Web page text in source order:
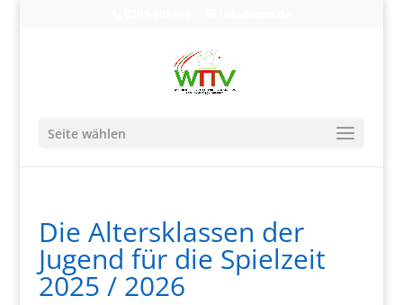
Seite wählen
Die Altersklassen der
Jugend für die Spielzeit
2025 / 2026